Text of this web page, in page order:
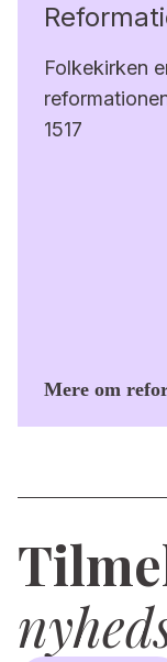
Folkekirken
1517
Mere om